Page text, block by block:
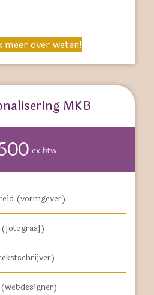
meer over weten!
MKB
ex btw
(vormgever)